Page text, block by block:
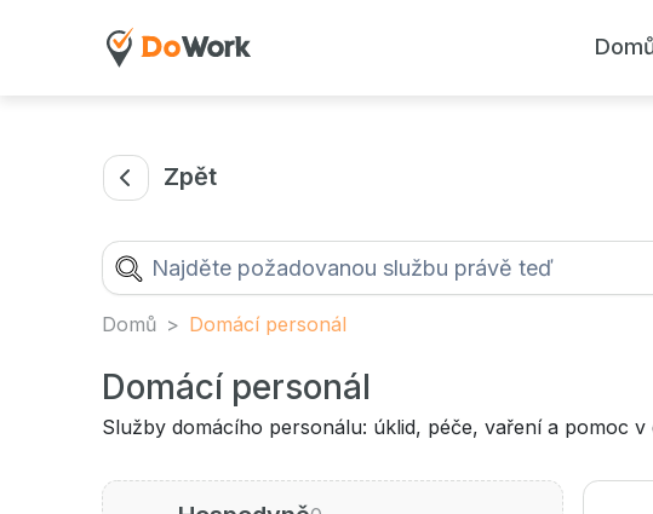
Zpět
Domů Domácí personál
Domácí personál
Služby domácího personálu: úklid, péče, vaření a pomoc v